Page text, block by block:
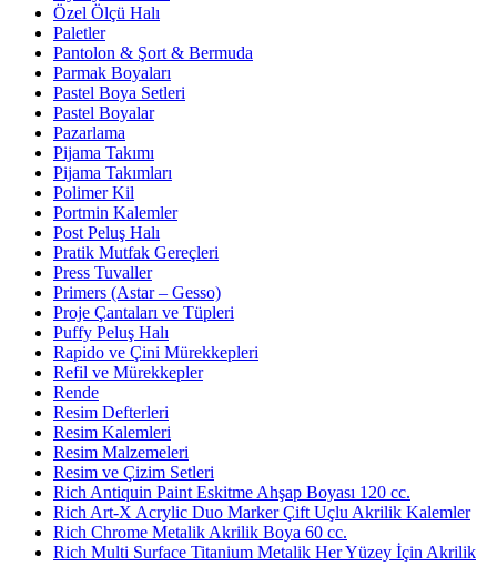
Özel Ölçü Halı
Paletler
Pantolon & Şort & Bermuda
Parmak Boyaları
Pastel Boya Setleri
Pastel Boyalar
Pazarlama
Pijama Takımı
Pijama Takımları
Polimer Kil
Portmin Kalemler
Post Peluş Halı
Pratik Mutfak Gereçleri
Press Tuvaller
Primers (Astar – Gesso)
Proje Çantaları ve Tüpleri
Puffy Peluş Halı
Rapido ve Çini Mürekkepleri
Refil ve Mürekkepler
Rende
Resim Defterleri
Resim Kalemleri
Resim Malzemeleri
Resim ve Çizim Setleri
Rich Antiquin Paint Eskitme Ahşap Boyası 120 cc.
Rich Art-X Acrylic Duo Marker Çift Uçlu Akrilik Kalemler
Rich Chrome Metalik Akrilik Boya 60 cc.
Rich Multi Surface Titanium Metalik Her Yüzey İçin Akrilik